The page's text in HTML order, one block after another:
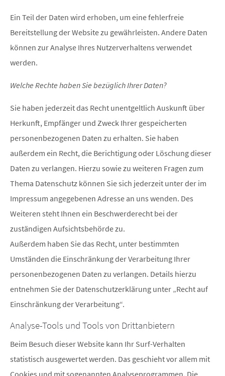
Ein Teil der Daten wird erhoben, um eine fehlerfreie
Bereitstellung der Website zu gewährleisten. Andere Daten
können zur Analyse Ihres Nutzerverhaltens verwendet
werden.
Welche Rechte haben Sie bezüglich Ihrer Daten?
Sie haben jederzeit das Recht unentgeltlich Auskunft über
Herkunft, Empfänger und Zweck Ihrer gespeicherten
personenbezogenen Daten zu erhalten. Sie haben
außerdem ein Recht, die Berichtigung oder Löschung dieser
Daten zu verlangen. Hierzu sowie zu weiteren Fragen zum
Thema Datenschutz können Sie sich jederzeit unter der im
Impressum angegebenen Adresse an uns wenden. Des
Weiteren steht Ihnen ein Beschwerderecht bei der
zuständigen Aufsichtsbehörde zu.
Außerdem haben Sie das Recht, unter bestimmten
Umständen die Einschränkung der Verarbeitung Ihrer
personenbezogenen Daten zu verlangen. Details hierzu
entnehmen Sie der Datenschutzerklärung unter „Recht auf
Einschränkung der Verarbeitung“.
Analyse-Tools und Tools von Drittanbietern
Beim Besuch dieser Website kann Ihr Surf-Verhalten
statistisch ausgewertet werden. Das geschieht vor allem mit
Cookies und mit sogenannten Analyseprogrammen. Die